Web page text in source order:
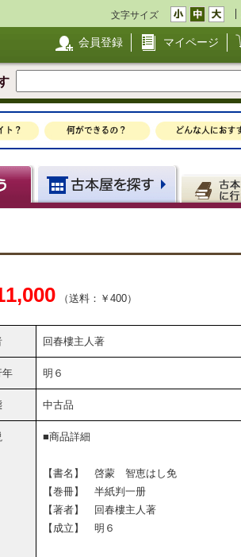
文字サイズ
会員登録 マイページ
（送料：￥400）
回春樓主人著
年 明６
中古品
■商品詳細
【書名】 啓蒙 智恵はし免
【巻冊】 半紙判一册
【著者】 回春樓主人著
【成立】 明６